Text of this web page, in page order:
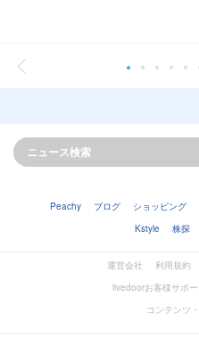
Peachy ブログ ショッピング
Kstyle
株探
運営会社 利用規約
livedoorお客様サポ
コンテンツ